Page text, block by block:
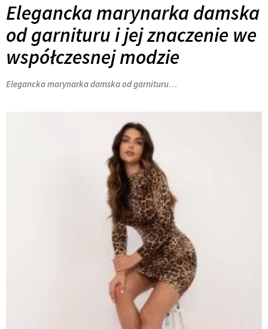
Elegancka marynarka damska
od garnituru i jej znaczenie we
współczesnej modzie
Elegancka marynarka damska od garnituru…